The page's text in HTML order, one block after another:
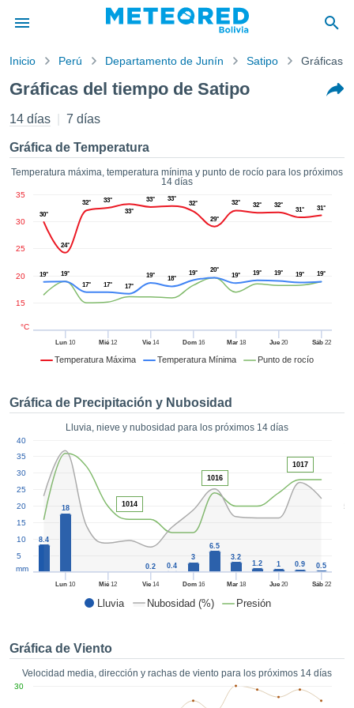
de
ha
por
para
que la
calidad.
a este
las
y
forma
digital
permite
sin coste.
botón
la
en
así como
un perfil
ACEPTAR
CONTINUAR
CONFIGURACIÓN
Inicio Perú Departamento de Junín Satipo Gráficas
Gráficas del tiempo de Satipo
14 días 7 días
Gráfica de Temperatura
Temperatura máxima, temperatura mínima y punto de rocío para los próximos
14 días
Temperatura Máxima Temperatura Mínima Punto de rocío
Lun 10 Mié 12 Vie 14 Dom16 Mar18 Jue 20 Sáb22
15
20
25
30
35
°C
30°
24°
32°
33°
33°
33° 33°
32°
29°
32° 32° 32°
31° 31°
19°
19°
17°
17° 17°
19° 18°
19° 20°
19° 19° 19° 19° 19°
Gráfica de Precipitación y Nubosidad
Lluvia, nieve y nubosidad para los próximos 14 días
Lluvia Nubosidad (%) Presión
50
Lun 10 Mié 12 Vie 14 Dom16 Mar18 Jue 20 Sáb22
5
10
15
20
25
30
35
40
mm
8.4
18
0.2 0.4
3
6.5
3.2
1.2
1 0.9 0.5
1014
1016
1017
Gráfica de Viento
Velocidad media, dirección y rachas de viento para los próximos 14 días
30